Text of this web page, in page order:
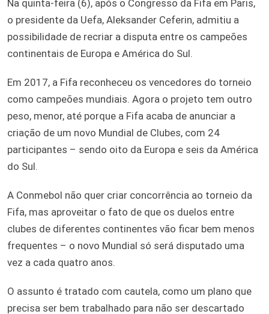
Na quinta-feira (6), após o Congresso da Fifa em Paris,
o presidente da Uefa, Aleksander Ceferin, admitiu a
possibilidade de recriar a disputa entre os campeões
continentais de Europa e América do Sul.
Em 2017, a Fifa reconheceu os vencedores do torneio
como campeões mundiais. Agora o projeto tem outro
peso, menor, até porque a Fifa acaba de anunciar a
criação de um novo Mundial de Clubes, com 24
participantes – sendo oito da Europa e seis da América
do Sul.
A Conmebol não quer criar concorrência ao torneio da
Fifa, mas aproveitar o fato de que os duelos entre
clubes de diferentes continentes vão ficar bem menos
frequentes – o novo Mundial só será disputado uma
vez a cada quatro anos.
O assunto é tratado com cautela, como um plano que
precisa ser bem trabalhado para não ser descartado